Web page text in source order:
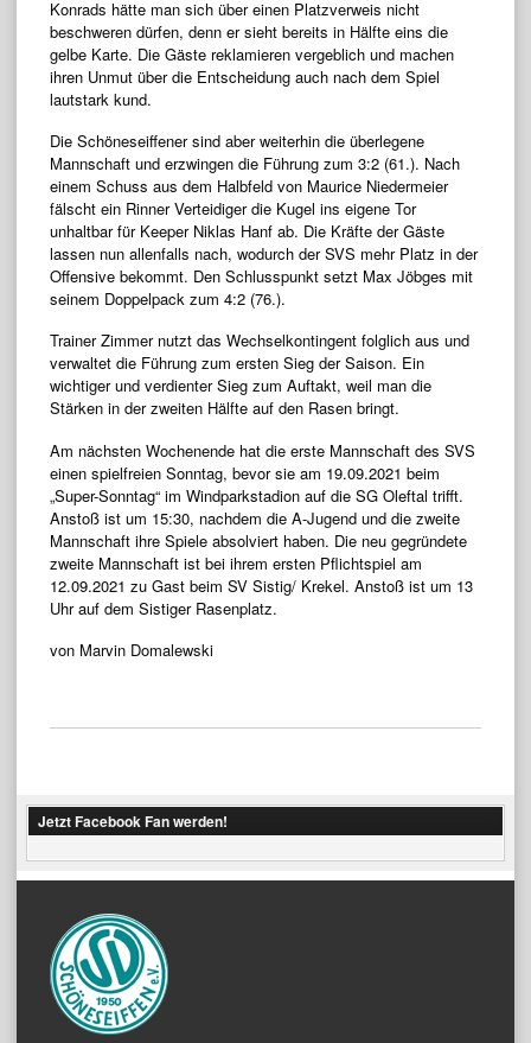
Konrads hätte man sich über einen Platzverweis nicht
beschweren dürfen, denn er sieht bereits in Hälfte eins die
gelbe Karte. Die Gäste reklamieren vergeblich und machen
ihren Unmut über die Entscheidung auch nach dem Spiel
lautstark kund.
Die Schöneseiffener sind aber weiterhin die überlegene
Mannschaft und erzwingen die Führung zum 3:2 (61.). Nach
einem Schuss aus dem Halbfeld von Maurice Niedermeier
fälscht ein Rinner Verteidiger die Kugel ins eigene Tor
unhaltbar für Keeper Niklas Hanf ab. Die Kräfte der Gäste
lassen nun allenfalls nach, wodurch der SVS mehr Platz in der
Offensive bekommt. Den Schlusspunkt setzt Max Jöbges mit
seinem Doppelpack zum 4:2 (76.).
Trainer Zimmer nutzt das Wechselkontingent folglich aus und
verwaltet die Führung zum ersten Sieg der Saison. Ein
wichtiger und verdienter Sieg zum Auftakt, weil man die
Stärken in der zweiten Hälfte auf den Rasen bringt.
Am nächsten Wochenende hat die erste Mannschaft des SVS
einen spielfreien Sonntag, bevor sie am 19.09.2021 beim
„Super-Sonntag“ im Windparkstadion auf die SG Oleftal trifft.
Anstoß ist um 15:30, nachdem die A-Jugend und die zweite
Mannschaft ihre Spiele absolviert haben. Die neu gegründete
zweite Mannschaft ist bei ihrem ersten Pflichtspiel am
12.09.2021 zu Gast beim SV Sistig/ Krekel. Anstoß ist um 13
Uhr auf dem Sistiger Rasenplatz.
von Marvin Domalewski
Jetzt Facebook Fan werden!